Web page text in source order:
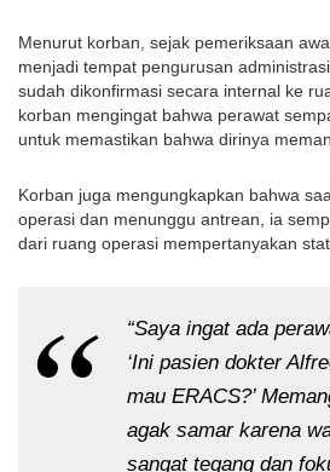
Menurut korban, sejak pemeriksaan
menjadi tempat pengurusan
sudah dikonfirmasi secara internal ke
korban mengingat bahwa perawat
untuk memastikan bahwa dirinya
Korban juga mengungkapkan bahwa
operasi dan menunggu antrean, ia
dari ruang operasi mempertanyakan
“Saya ingat ada
‘Ini pasien dokter
mau ERACS?’
agak samar karena
sangat tegang dan